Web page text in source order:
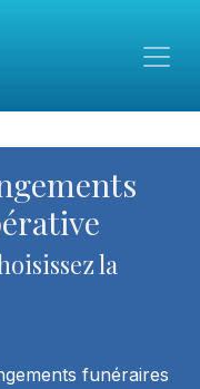
la
funéraires